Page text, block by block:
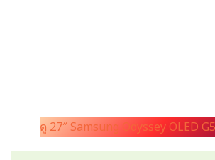
ดู 27″ Samsung Odyssey OLED